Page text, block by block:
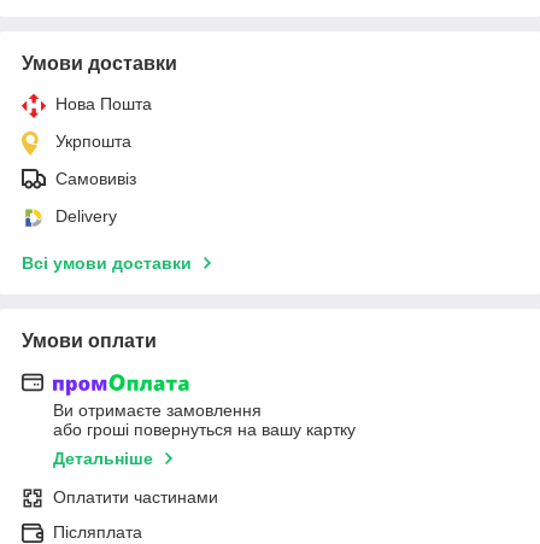
Умови доставки
Нова Пошта
Укрпошта
Самовивіз
Delivery
Всі умови доставки
Умови оплати
Ви отримаєте замовлення
або гроші повернуться на вашу картку
Детальніше
Оплатити частинами
Післяплата